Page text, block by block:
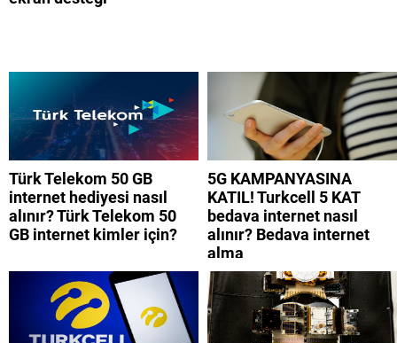
Türk Telekom 50 GB
internet hediyesi nasıl
alınır? Türk Telekom 50
GB internet kimler için?
5G KAMPANYASINA
KATIL! Turkcell 5 KAT
bedava internet nasıl
alınır? Bedava internet
alma